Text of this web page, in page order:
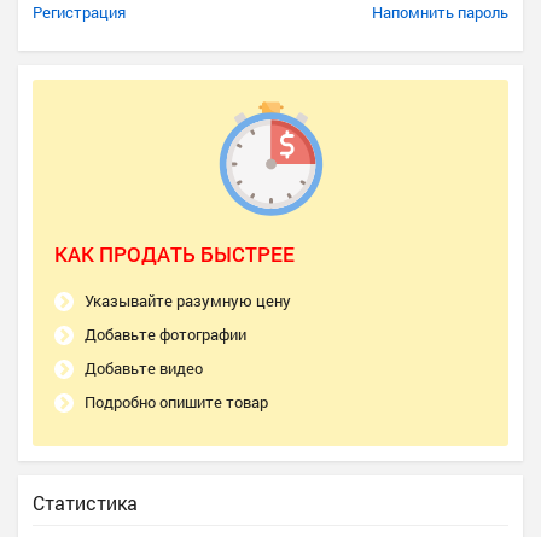
Регистрация Напомнить пароль
КАК ПРОДАТЬ БЫСТРЕЕ
Указывайте разумную цену
Добавьте фотографии
Добавьте видео
Подробно опишите товар
Статистика